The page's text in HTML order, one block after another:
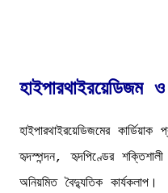
হাইপারথাইরয়েডিজম
হাইপারথাইরয়েডিজমের
হৃদস্পন্দন, হৃদপিণ্ডের
অনিয়মিত বৈদ্যুতিক কার্যকলাপ।